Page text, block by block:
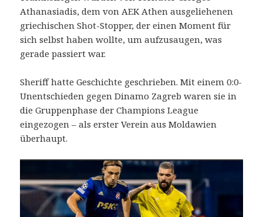
Athanasiadis, dem von AEK Athen ausgeliehenen
griechischen Shot-Stopper, der einen Moment für
sich selbst haben wollte, um aufzusaugen, was
gerade passiert war.
Sheriff hatte Geschichte geschrieben. Mit einem 0:0-
Unentschieden gegen Dinamo Zagreb waren sie in
die Gruppenphase der Champions League
eingezogen – als erster Verein aus Moldawien
überhaupt.